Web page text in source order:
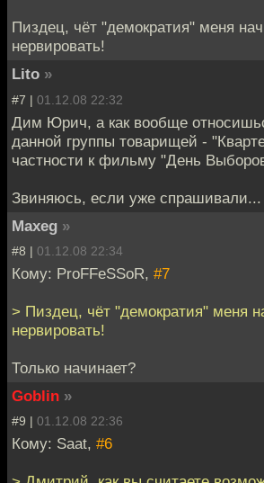
Пиздец, чёт "демократия" меня
нервировать!
Lito »
#7 | 01.12.08 22:32
Дим Юрич, а как вообще
данной группы товарищей -
частности к фильму "День
Звиняюсь, если уже спрашивали...
Maxeg »
#8 | 01.12.08 22:34
Кому: ProFFeSSoR, #7
> Пиздец, чёт "демократия" меня
нервировать!
Только начинает?
Goblin »
#9 | 01.12.08 22:36
Кому: Saat, #6